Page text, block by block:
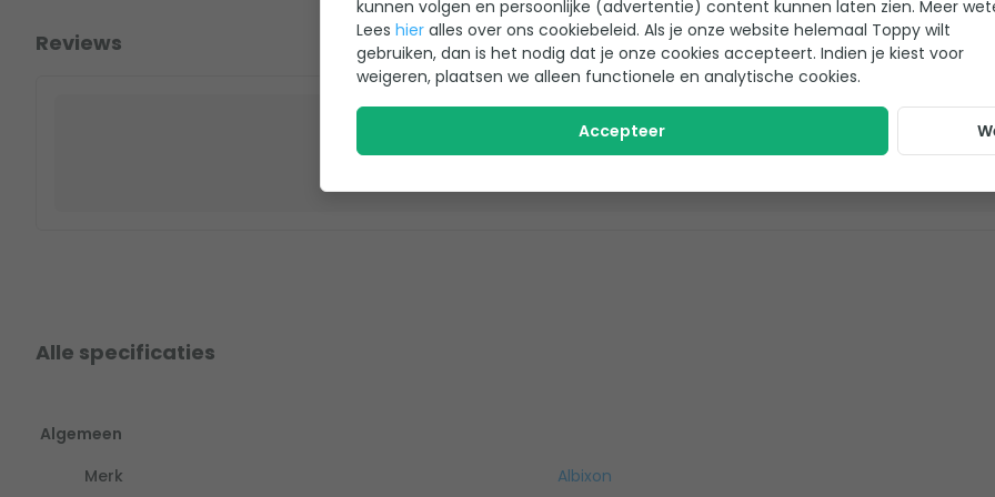
Reviews
Alle specificaties
Algemeen
Merk
Albixon
kunnen volgen en persoonlijke (advertentie) content kunnen laten zien. Meer
Lees hier alles over ons cookiebeleid. Als je onze website helemaal Toppy wilt
gebruiken, dan is het nodig dat je onze cookies accepteert. Indien je kiest voor
weigeren, plaatsen we alleen functionele en analytische cookies.
Accepteer